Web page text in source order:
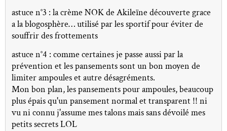
astuce n°3 : la crème NOK de Akileïne découverte grace
a la blogosphère… utilisé par les sportif pour éviter de
souffrir des frottements
astuce n°4 : comme certaines je passe aussi par la
prévention et les pansements sont un bon moyen de
limiter ampoules et autre désagréments.
Mon bon plan, les pansements pour ampoules, beaucoup
plus épais qu'un pansement normal et transparent !! ni
vu ni connu j'assume mes talons mais sans dévoilé mes
petits secrets LOL